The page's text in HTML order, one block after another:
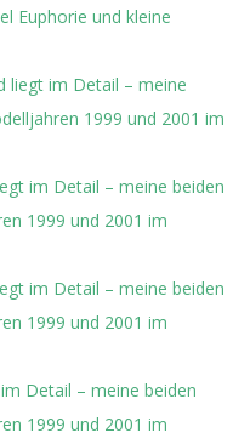
Euphorie und kleine
liegt im Detail – meine
1999 und 2001 im
im Detail – meine beiden
1999 und 2001 im
im Detail – meine beiden
1999 und 2001 im
Detail – meine beiden
1999 und 2001 im